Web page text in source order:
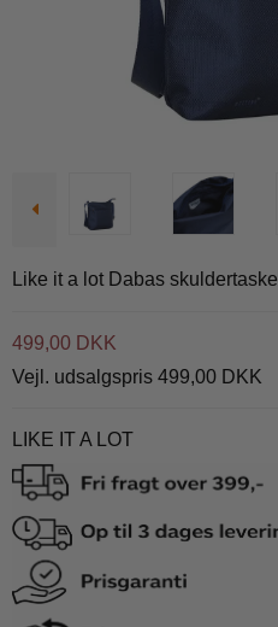
Like it a lot Dabas skuldertaske
499,00 DKK
Vejl. udsalgspris 499,00 DKK
LIKE IT A LOT